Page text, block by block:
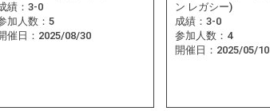
績： 3-0
加人数： 5
催日： 2025/08/30
ン レガシー)
成績： 3-0
参加人数： 4
開催日： 2025/05/10